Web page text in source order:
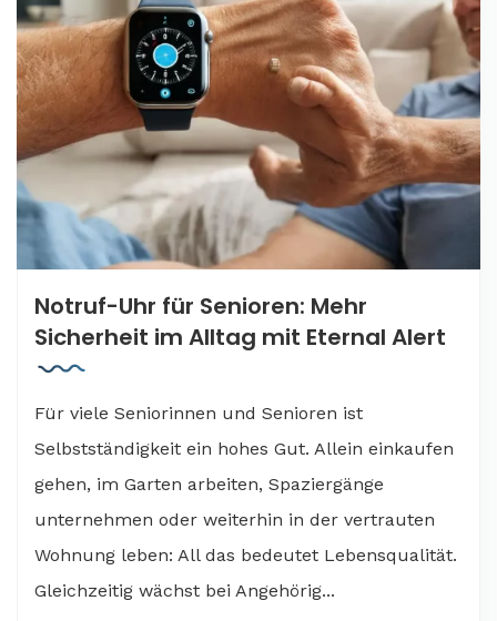
Notruf-Uhr für Senioren: Mehr
Sicherheit im Alltag mit Eternal Alert
Für viele Seniorinnen und Senioren ist
Selbstständigkeit ein hohes Gut. Allein einkaufen
gehen, im Garten arbeiten, Spaziergänge
unternehmen oder weiterhin in der vertrauten
Wohnung leben: All das bedeutet Lebensqualität.
Gleichzeitig wächst bei Angehörig...